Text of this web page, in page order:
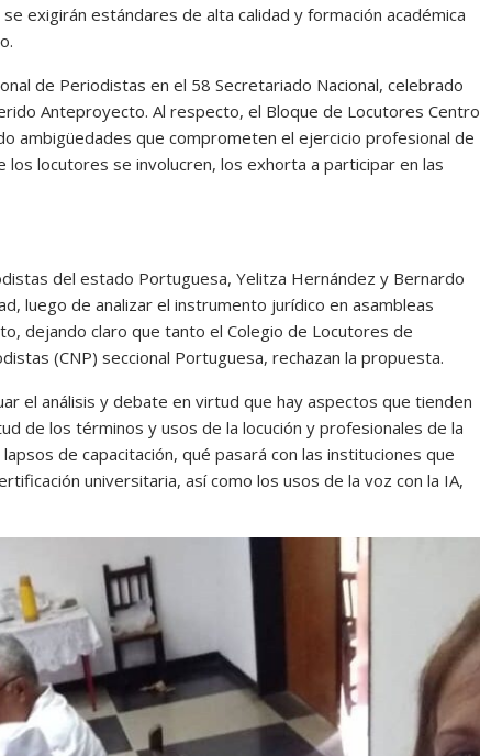
exigirán estándares de alta calidad y formación académica
de Periodistas en el 58 Secretariado Nacional, celebrado
Anteproyecto. Al respecto, el Bloque de Locutores Centro
ambigüedades que comprometen el ejercicio profesional de
los locutores se involucren, los exhorta a participar en las
del estado Portuguesa, Yelitza Hernández y Bernardo
luego de analizar el instrumento jurídico en asambleas
dejando claro que tanto el Colegio de Locutores de
(CNP) seccional Portuguesa, rechazan la propuesta.
el análisis y debate en virtud que hay aspectos que tienden
de los términos y usos de la locución y profesionales de la
de capacitación, qué pasará con las instituciones que
universitaria, así como los usos de la voz con la IA,